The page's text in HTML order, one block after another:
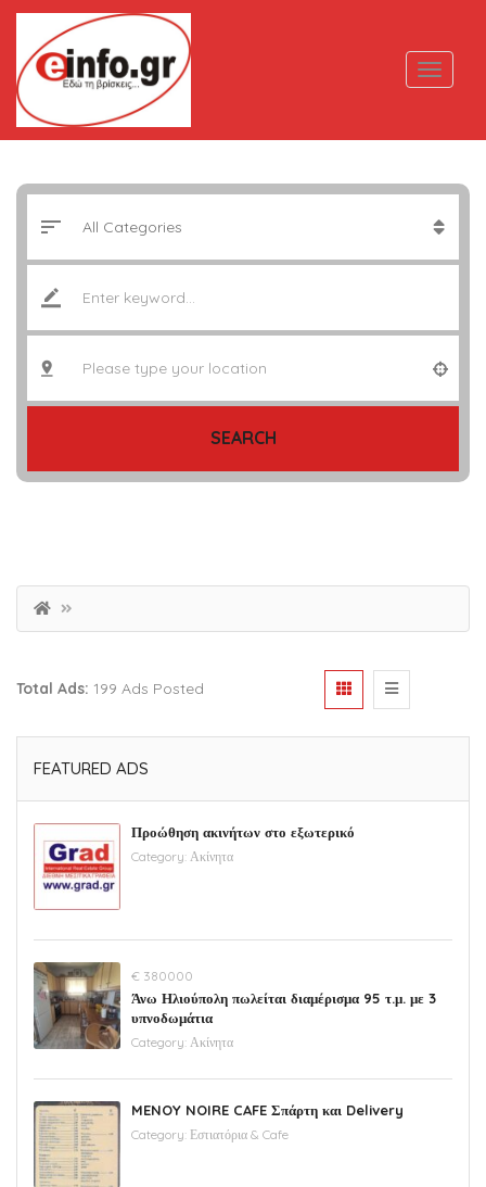
SEARCH
Total Ads: 199 Ads Posted
FEATURED ADS
Προώθηση ακινήτων στο εξωτερικό
Category: Ακίνητα
€ 380000
Άνω Ηλιούπολη πωλείται διαμέρισμα 95 τ.μ. με 3
υπνοδωμάτια
Category: Ακίνητα
MENOY NOIRE CAFE Σπάρτη και Delivery
Category: Εστιατόρια & Cafe